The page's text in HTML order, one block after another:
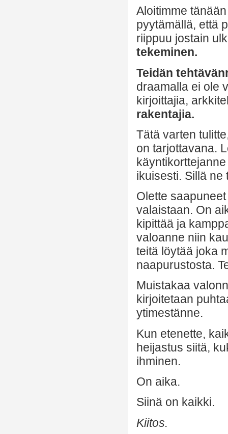
Aloitimme
pyytämällä, että
riippuu jostain
tekeminen.
Teidän
draamalla ei ole
kirjoittajia,
rakentajia.
Tätä varten
on tarjottavana.
ikuisesti. Sillä ne
Olette
valaistaan. On
kipittää ja
valoanne niin
teitä löytää joka
naapurustosta.
Muistakaa
kirjoitetaan
ytimestänne.
Kun etenette,
heijastus siitä,
ihminen.
On aika.
Siinä on kaikki.
Kiitos.